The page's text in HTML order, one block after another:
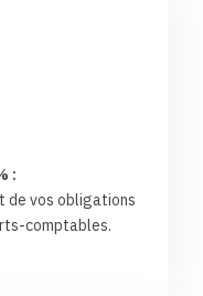
:
de vos obligations
comptables.